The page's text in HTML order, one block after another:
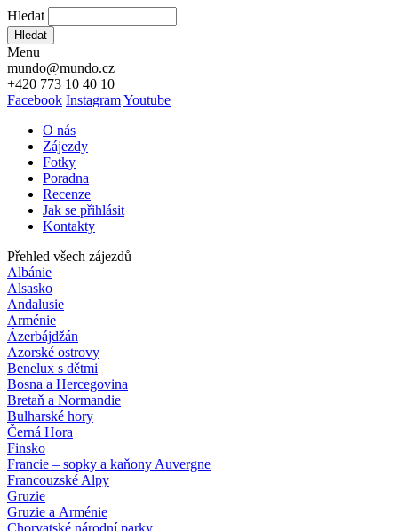
Hledat
Hledat
Menu
mundo@mundo.cz
+420 773 10 40 10
Facebook InstagramYoutube
O nás
Zájezdy
Fotky
Poradna
Recenze
Jak se přihlásit
Kontakty
Přehled všech zájezdů
Albánie
Alsasko
Andalusie
Arménie
Ázerbájdžán
Azorské ostrovy
Benelux s dětmi
Bosna a Hercegovina
Bretaň a Normandie
Bulharské hory
Černá Hora
Finsko
Francie – sopky a kaňony Auvergne
Francouzské Alpy
Gruzie
Gruzie a Arménie
Chorvatské národní parky